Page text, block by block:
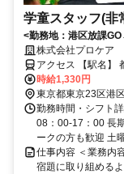
学童スタッフ(非
<勤務地：港区放課
の遊びやスポーツを
す仕事です。資格は
株式会社プロケア
アクセス 【駅名】
時給1,330円
東京都東京23区港区
勤務時間・シフト
08：00-17：00 長
ークの方も歓迎 土
仕事内容 ＜業務内
宿題に取り組める